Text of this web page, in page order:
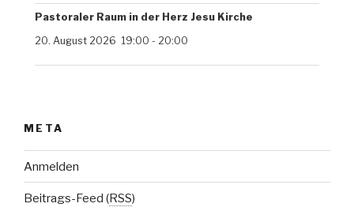
Pastoraler Raum in der Herz Jesu Kirche
20. August 2026 19:00 - 20:00
META
Anmelden
Beitrags-Feed (RSS)